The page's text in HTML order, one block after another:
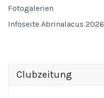
Fotogalerien
Infoseite Abrinalacus 2026
Clubzeitung